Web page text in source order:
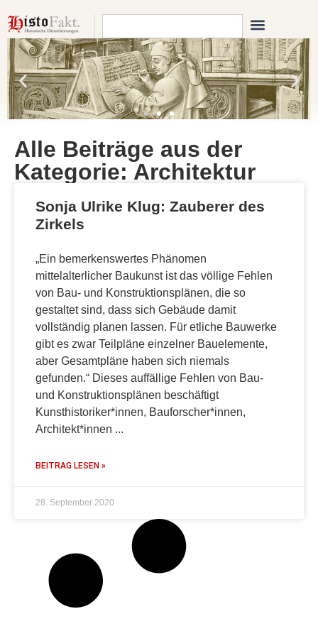
Alle Beiträge aus der
Kategorie: Architektur
Sonja Ulrike Klug: Zauberer des
Zirkels
„Ein bemerkenswertes Phänomen
mittelalterlicher Baukunst ist das völlige Fehlen
von Bau- und Konstruktionsplänen, die so
gestaltet sind, dass sich Gebäude damit
vollständig planen lassen. Für etliche Bauwerke
gibt es zwar Teilpläne einzelner Bauelemente,
aber Gesamtpläne haben sich niemals
gefunden.“ Dieses auffällige Fehlen von Bau-
und Konstruktionsplänen beschäftigt
Kunsthistoriker*innen, Bauforscher*innen,
Architekt*innen
BEITRAG LESEN »
28. September 2020